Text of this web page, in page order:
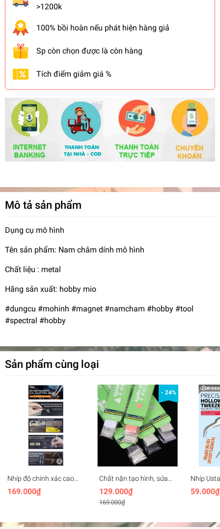
>1200k
100% bồi hoàn nếu phát hiện hàng giả
Sp còn chọn được là còn hàng
Tích điểm giảm giá %
Mô tả sản phẩm
Dụng cụ mô hình
Tên sản phẩm: Nam châm dính mô hình
Chất liệu : metal
Hãng sản xuất: hobby mio
#dungcu #mohinh #magnet #namcham #hobby #tool
#spectral #hobby
Sản phẩm cùng loại
Nhíp độ chính xác cao
thành dày thép không gỉ
Stedi Thick-walled Strong
169.000₫
- 24%
Chất nặn tạo hình, sửa
custom mô hình Epoxy
Putty AB SNDME
129.000₫
169.000₫
Nhíp
điện, độ
59.000₫